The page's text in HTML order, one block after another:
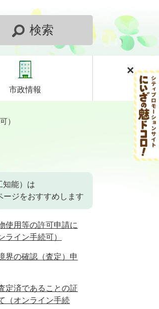
検索
市政情報
）
知能）は
ージをおすすめします
使用等の許可申請に
ライン手続可）
界の確認（査定）申
定済であることの証
（オンライン手続